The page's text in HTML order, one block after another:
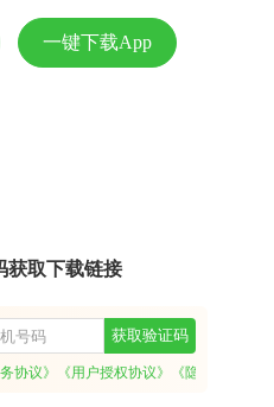
一键下载App
获取下载链接
获取验证码
协议》 《用户授权协议》 《隐私政策》